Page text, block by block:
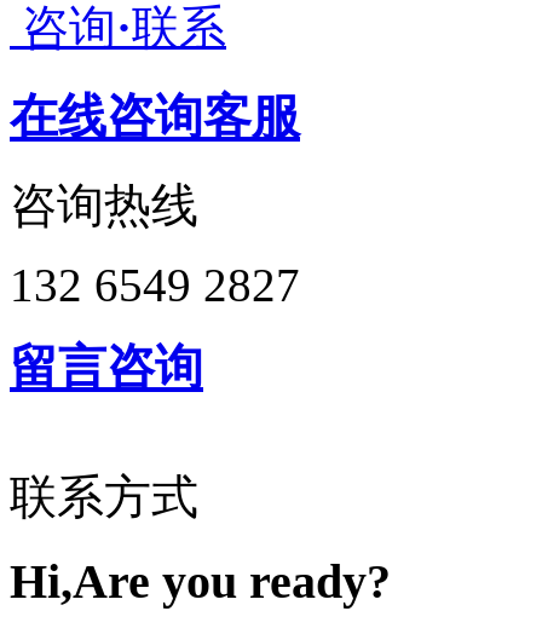
咨询·联系
在线咨询客服
咨询热线
132 6549 2827
留言咨询
联系方式
Hi,Are you ready?